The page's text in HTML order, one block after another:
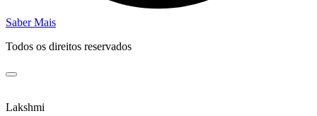
Saber Mais
Todos os direitos reservados
Lakshmi